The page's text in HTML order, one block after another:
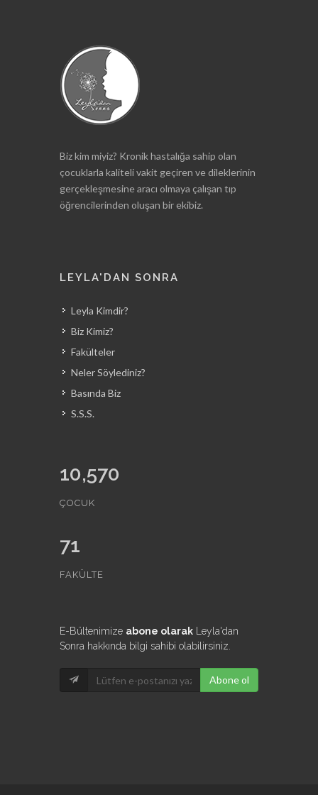
Biz kim miyiz? Kronik hastalığa sahip olan
çocuklarla kaliteli vakit geçiren ve dileklerinin
gerçekleşmesine aracı olmaya çalışan tıp
öğrencilerinden oluşan bir ekibiz.
LEYLA'DAN SONRA
Leyla Kimdir?
Biz Kimiz?
Fakülteler
Neler Söylediniz?
Basında Biz
S.S.S.
10,570
ÇOCUK
71
FAKÜLTE
E-Bültenimize abone olarak Leyla'dan
Sonra hakkında bilgi sahibi olabilirsiniz.
Abone ol